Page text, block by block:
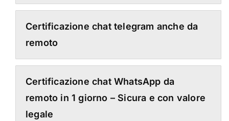
Certificazione chat telegram anche da
remoto
Certificazione chat WhatsApp da
remoto in 1 giorno – Sicura e con valore
legale